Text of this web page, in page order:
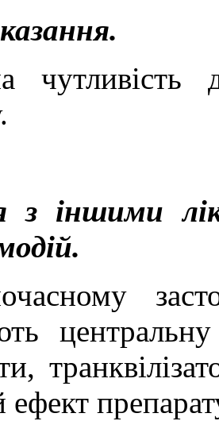
чутливість
з іншими
ефект